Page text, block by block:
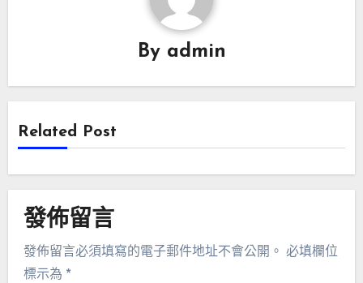
By admin
Related Post
發佈留言
發佈留言必須填寫的電子郵件地址不會公開。 必填欄位
標示為 *